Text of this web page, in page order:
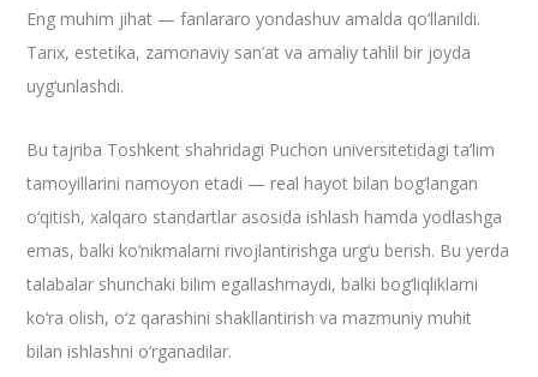
Eng muhim jihat — fanlararo yondashuv amalda qo‘llanildi.
Tarix, estetika, zamonaviy san’at va amaliy tahlil bir joyda
uyg‘unlashdi.
Bu tajriba Toshkent shahridagi Puchon universitetidagi ta’lim
tamoyillarini namoyon etadi — real hayot bilan bog‘langan
o‘qitish, xalqaro standartlar asosida ishlash hamda yodlashga
emas, balki ko‘nikmalarni rivojlantirishga urg‘u berish. Bu yerda
talabalar shunchaki bilim egallashmaydi, balki bog‘liqliklarni
ko‘ra olish, o‘z qarashini shakllantirish va mazmuniy muhit
bilan ishlashni o‘rganadilar.